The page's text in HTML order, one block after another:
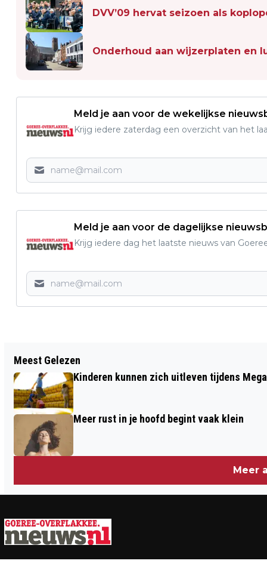
DVV’09 hervat seizoen als
Onderhoud aan wijzerplaten en
Meld je aan voor de wekelijkse
Krijg iedere zaterdag een overzicht van het
Meld je aan voor de dagelijkse
Krijg iedere dag het laatste nieuws van
TERUGROEPACTIE ALESIE RIJSTOLIE
JUMBO
Meest Gelezen
Kinderen kunnen zich uitleven tijdens
Meer rust in je hoofd begint vaak klein
Meer